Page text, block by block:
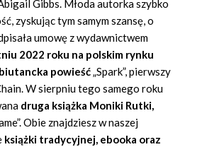
Gibbs. Młoda autorka szybko
zyskując tym samym szansę, o
umowę z wydawnictwem
2022 roku na polskim rynku
powieść„Spark”, pierwszy
W sierpniu tego samego roku
druga książka Moniki Rutki,
”. Obie znajdziesz w naszej
książki tradycyjnej, ebooka oraz